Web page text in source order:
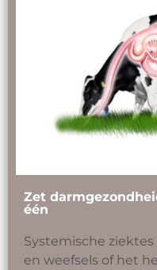
Zet
één
Systemische
en weefsels of het